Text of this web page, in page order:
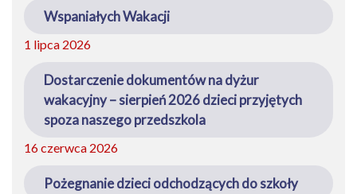
Wspaniałych Wakacji
1 lipca 2026
Dostarczenie dokumentów na dyżur
wakacyjny – sierpień 2026 dzieci przyjętych
spoza naszego przedszkola
16 czerwca 2026
Pożegnanie dzieci odchodzących do szkoły